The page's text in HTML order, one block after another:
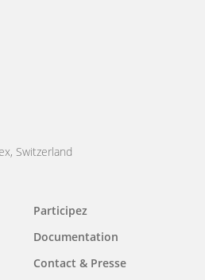
Switzerland
Participez
Documentation
Contact & Presse